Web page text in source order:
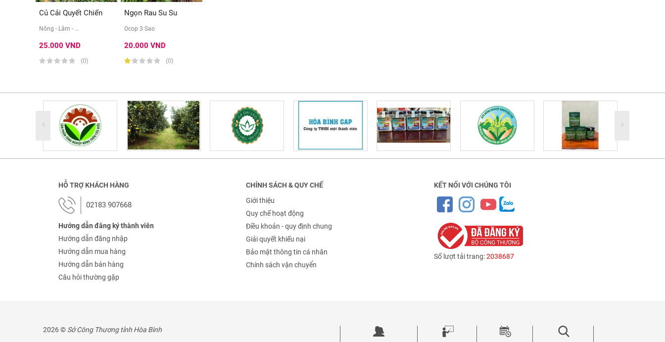
Củ Cải Quyết Chiến
Nông - Lâm - ...
25.000 VND
(0)
Ngọn Rau Su Su
Ocop 3 Sao
20.000 VND
(0)
HỖ TRỢ KHÁCH HÀNG
02183 907668
Hướng dẫn đăng ký thành viên
Hướng dẫn đăng nhập
Hướng dẫn mua hàng
Hướng dẫn bán hàng
Câu hỏi thường gặp
CHÍNH SÁCH & QUY CHẾ
Giới thiệu
Quy chế hoạt động
Điều khoản - quy định chung
Giải quyết khiếu nại
Bảo mật thông tin cá nhân
Chính sách vận chuyển
KẾT NỐI VỚI CHÚNG TÔI
Số lượt tải trang:2038687
2026 © Sở Công Thương tỉnh Hòa Bình